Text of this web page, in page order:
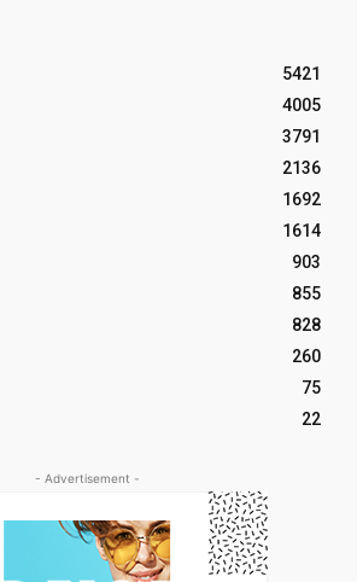
5421
4005
3791
2136
1692
1614
903
855
828
260
75
22
- Advertisement -